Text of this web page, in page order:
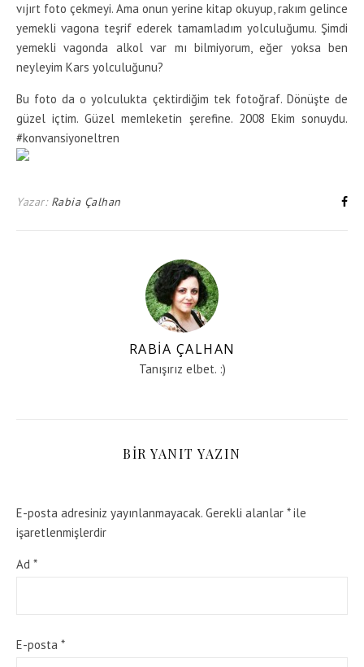
vıjırt foto çekmeyi. Ama onun yerine kitap okuyup, rakım gelince
yemekli vagona teşrif ederek tamamladım yolculuğumu. Şimdi
yemekli vagonda alkol var mı bilmiyorum, eğer yoksa ben
neyleyim Kars yolculuğunu?
Bu foto da o yolculukta çektirdiğim tek fotoğraf. Dönüşte de
güzel içtim. Güzel memleketin şerefine. 2008 Ekim sonuydu.
#konvansiyoneltren
Yazar: Rabia Çalhan
RABIA ÇALHAN
Tanışırız elbet. :)
BIR YANIT YAZIN
E-posta adresiniz yayınlanmayacak. Gerekli alanlar *ile
işaretlenmişlerdir
Ad *
E-posta *